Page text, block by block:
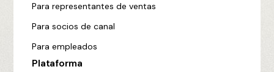
Para representantes de ventas
Para socios de canal
Para empleados
Plataforma